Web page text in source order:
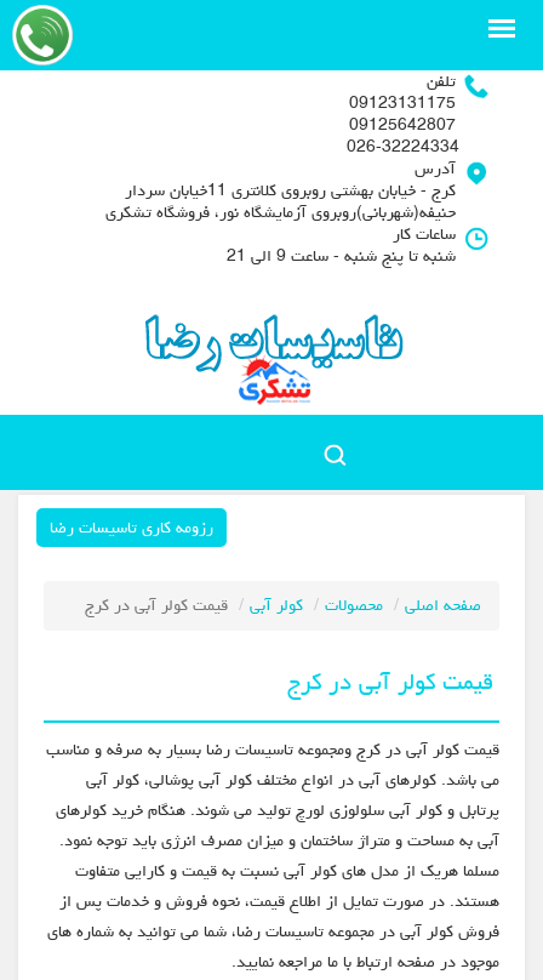
تلفن
09123131175
09125642807
آدرس
کرج - خیابان بهشتی روبروی کلانتری 11خیابان سردار
حنیفه(شهربانی)روبروی آزمایشگاه نور، فروشگاه تشکری
ساعات کار
شنبه تا پنج شنبه - ساعت 9 الی 21
رزومه کاری تاسیسات رضا
صفحه اصلی محصولات کولر آبی قیمت کولر آبی در کرج
قیمت کولر آبی در کرج
قیمت کولر آبی در کرج ومجموعه تاسیسات رضا بسیار به صرفه و مناسب
می باشد. کولرهای آبی در انواع مختلف کولر آبی پوشالی، کولر آبی
پرتابل و کولر آبی سلولوزی لورچ تولید می شوند. هنگام خرید کولرهای
آبی به مساحت و متراژ ساختمان و میزان مصرف انرژی باید توجه نمود.
مسلما هریک از مدل های کولر آبی نسبت به قیمت و کارایی متفاوت
هستند. در صورت تمایل از اطلاع قیمت، نحوه فروش و خدمات پس از
فروش کولر آبی در مجموعه تاسیسات رضا، شما می توانید به شماره های
موجود در صفحه ارتباط با ما مراجعه نمایید.